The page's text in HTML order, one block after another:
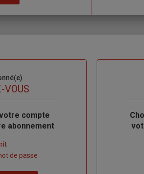
VOUS
compte
abonnement
de passe
Body